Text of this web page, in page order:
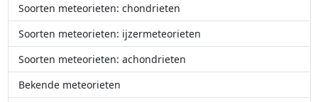
Soorten meteorieten: chondrieten
Soorten meteorieten: ijzermeteorieten
Soorten meteorieten: achondrieten
Bekende meteorieten